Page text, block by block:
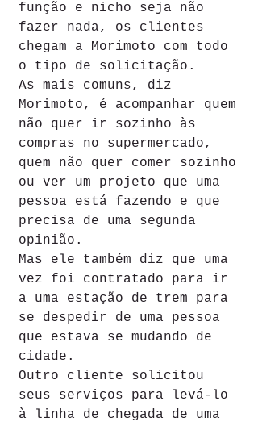
função e nicho seja não
fazer nada, os clientes
chegam a Morimoto com todo
o tipo de solicitação.
As mais comuns, diz
Morimoto, é acompanhar quem
não quer ir sozinho às
compras no supermercado,
quem não quer comer sozinho
ou ver um projeto que uma
pessoa está fazendo e que
precisa de uma segunda
opinião.
Mas ele também diz que uma
vez foi contratado para ir
a uma estação de trem para
se despedir de uma pessoa
que estava se mudando de
cidade.
Outro cliente solicitou
seus serviços para levá-lo
à linha de chegada de uma